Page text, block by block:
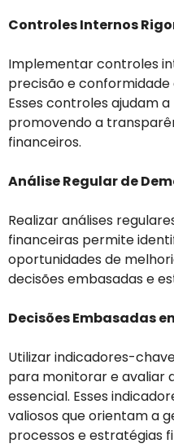
Controles Internos
Implementar controles
precisão e
Esses controles ajudam
promovendo a
financeiros.
Análise Regular de
Realizar análises
financeiras permite
oportunidades de
decisões embasadas e
Decisões Embasadas
Utilizar indicadores-
para monitorar e avaliar
essencial. Esses
valiosos que orientam a
processos e estratégias